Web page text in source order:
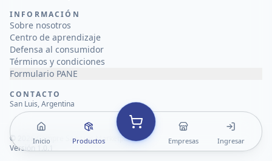
Inicio Productos Empresas Ingresar
INFORMACIÓN
Sobre nosotros
Centro de aprendizaje
Defensa al consumidor
Términos y condiciones
Formulario PANE
CONTACTO
San Luis, Argentina
© 2026Compre San Luis Marketplace
Versión 1.0.1